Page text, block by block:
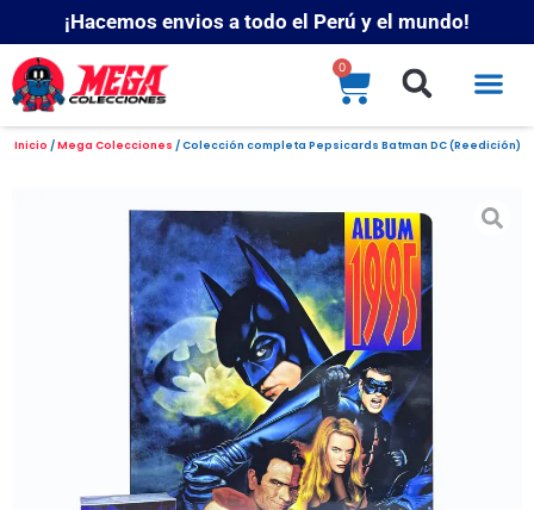
¡Hacemos envios a todo el Perú y el mundo!
0
Inicio /Mega Colecciones / Colección completa Pepsicards Batman DC (Reedición)